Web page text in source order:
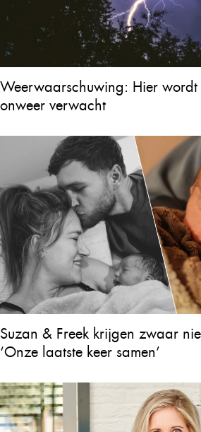
Weerwaarschuwing: Hier
onweer verwacht
Suzan & Freek krijgen zwaar
‘Onze laatste keer samen’